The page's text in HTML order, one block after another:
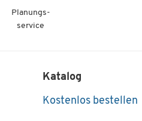
Planungs-
service
Katalog
Kostenlos bestellen